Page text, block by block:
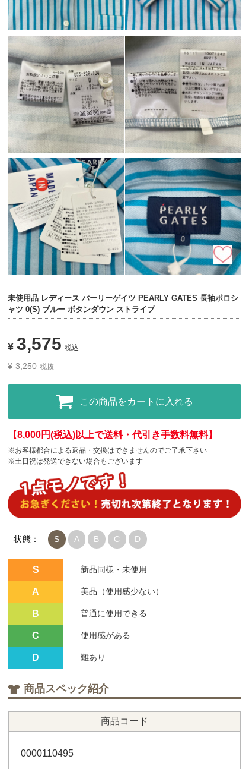
未使用品 レディース パーリーゲイツ PEARLY GATES 長袖ポロシ
ャツ 0(S) ブルー ボタンダウン ストライプ
¥ 3,575 税込
¥ 3,250 税抜
この商品をカートに入れる
【8,000円(税込)以上で送料・代引き手数料無料】
※お客様都合による返品・交換はできませんのでご了承下さい
※土日祝は発送できない場合もございます
状態： S A B C D
S 新品同様・未使用
A 美品（使用感少ない）
B 普通に使用できる
C 使用感がある
D 難あり
商品スペック紹介
商品コード
0000110495